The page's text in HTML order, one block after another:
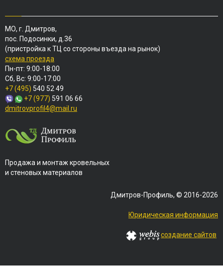
МО, г. Дмитров,
пос. Подосинки, д.36
(пристройка к ТЦ со стороны въезда на рынок)
схема проезда
Пн-пт: 9:00-18:00
Сб, Вс: 9:00-17:00
+7 (495) 540 52 49
+7 (977) 591 06 66
dmitrovprofil4@mail.ru
Продажа и монтаж кровельных
и стеновых материалов
Дмитров-Профиль, © 2016-2026
Юридическая информация
создание сайтов